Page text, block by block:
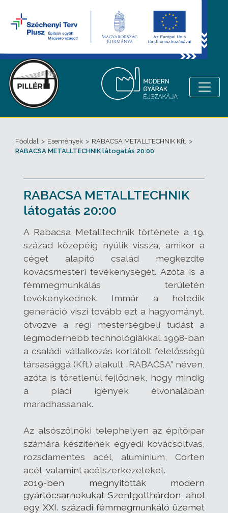
Főoldal > Események > RABACSA METALLTECHNIK Kft. >
RABACSA METALLTECHNIK látogatás 20:00
RABACSA METALLTECHNIK
látogatás 20:00
A Rabacsa Metalltechnik története a 19.
század közepéig nyúlik vissza, amikor a
céget alapító család megkezdte
kovácsmesteri tevékenységét. Azóta is a
fémmegmunkálás területén
tevékenykednek. Immár a hetedik
generáció viszi tovább ezt a hagyományt,
ötvözve a régi mesterségbeli tudást a
legmodernebb technológiákkal. 1998-ban
a családi vállalkozás korlátolt felelősségű
társasággá (Kft.) alakult „RABACSA” néven,
azóta is töretlenül fejlődnek, hogy mindig
a piaci igények élvonalában
maradhassanak.
Az alsószölnöki telephelyen az építőipar
számára készítenek egyedi kovácsoltvas,
rozsdamentes acél, alumínium, Corten
acél, valamint acélszerkezeteket.
2019-ben megnyitották modern
gyártócsarnokukat Szentgotthárdon, ahol
egy XXI. századi fémmegmunkáló üzemet